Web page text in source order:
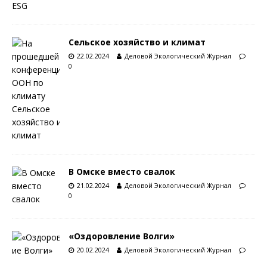
Сельское хозяйство и климат
22.02.2024
Деловой Экологический Журнал
0
В Омске вместо свалок
21.02.2024
Деловой Экологический Журнал
0
«Оздоровление Волги»
20.02.2024
Деловой Экологический Журнал